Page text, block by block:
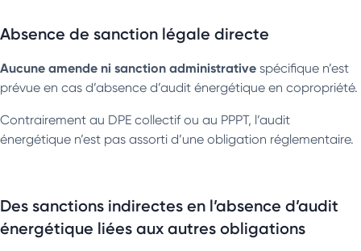
Absence de sanction légale directe
Aucune amende ni sanction administrative spécifique n’est
prévue en cas d’absence d’audit énergétique en copropriété.
Contrairement au DPE collectif ou au PPPT, l’audit
énergétique n’est pas assorti d’une obligation réglementaire.
Des sanctions indirectes en l’absence d’audit
énergétique liées aux autres obligations